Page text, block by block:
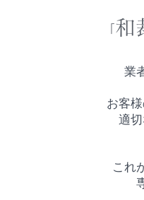
和
業
お客
適
これ